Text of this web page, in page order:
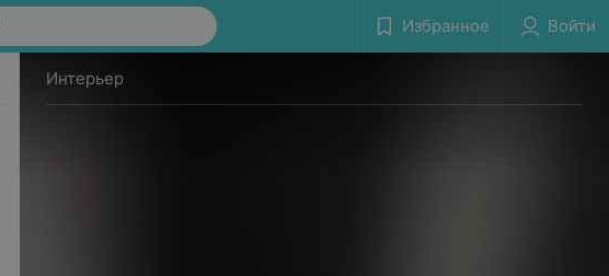
Избранное Войти
Интерьер